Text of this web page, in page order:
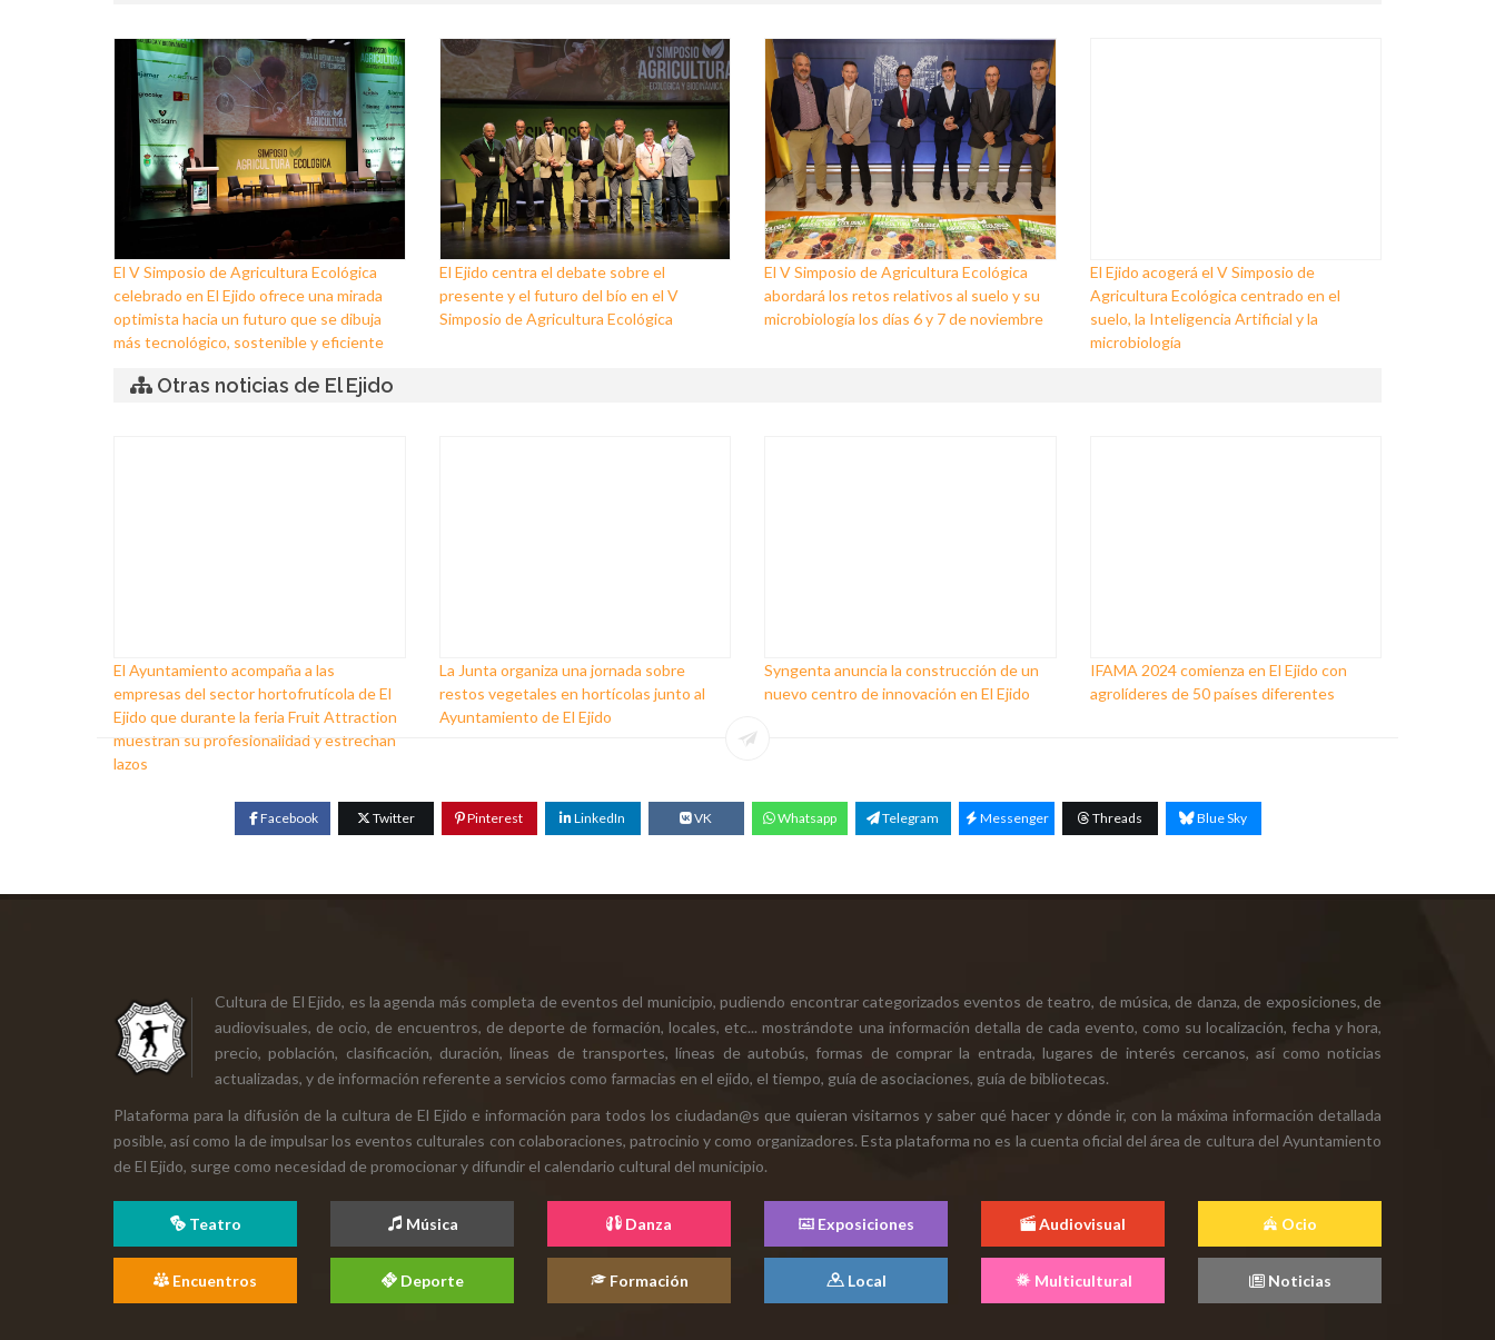
El V Simposio de Agricultura Ecológica
celebrado en El Ejido ofrece una mirada
optimista hacia un futuro que se dibuja
más tecnológico, sostenible y eficiente
El Ejido centra el debate sobre el
presente y el futuro del bío en el V
Simposio de Agricultura Ecológica
El V Simposio de Agricultura Ecológica
abordará los retos relativos al suelo y su
microbiología los días 6 y 7 de noviembre
El Ejido acogerá el V Simposio de
Agricultura Ecológica centrado en el
suelo, la Inteligencia Artificial y la
microbiología
Otras noticias de El Ejido
El Ayuntamiento acompaña a las
empresas del sector hortofrutícola de El
Ejido que durante la feria Fruit Attraction
muestran su profesionalidad y estrechan
lazos
La Junta organiza una jornada sobre
restos vegetales en hortícolas junto al
Ayuntamiento de El Ejido
Syngenta anuncia la construcción de un
nuevo centro de innovación en El Ejido
IFAMA 2024 comienza en El Ejido con
agrolíderes de 50 países diferentes
Facebook Twitter Pinterest LinkedIn VK Whatsapp Telegram Messenger Threads Blue Sky
Cultura de El Ejido, es la agenda más completa de eventos del municipio, pudiendo encontrar categorizados eventos de teatro, de música, de danza, de exposiciones, de
audiovisuales, de ocio, de encuentros, de deporte de formación, locales, etc... mostrándote una información detalla de cada evento, como su localización, fecha y hora,
precio, población, clasificación, duración, líneas de transportes, líneas de autobús, formas de comprar la entrada, lugares de interés cercanos, así como noticias
actualizadas, y de información referente a servicios como farmacias en el ejido, el tiempo, guía de asociaciones, guía de bibliotecas.
Plataforma para la difusión de la cultura de El Ejido e información para todos los ciudadan@s que quieran visitarnos y saber qué hacer y dónde ir, con la máxima información detallada
posible, así como la de impulsar los eventos culturales con colaboraciones, patrocinio y como organizadores. Esta plataforma no es la cuenta oficial del área de cultura del Ayuntamiento
de El Ejido, surge como necesidad de promocionar y difundir el calendario cultural del municipio.
Teatro Música Danza Exposiciones Audiovisual Ocio
Encuentros Deporte Formación Local Multicultural Noticias